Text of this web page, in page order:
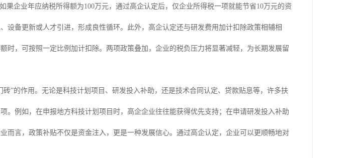
果企业年应纳税所得额为100万元，通过高企认定后，仅企业所得税一项就能节省10万元的资
设备更新或人才引进，形成良性循环。此外，高企认定还与研发费用加计扣除政策相辅相
时，可按照一定比例加计扣除。两项政策叠加，企业的税负压力将显著减轻，为长期发展留
”的作用。无论是科技计划项目、研发投入补助，还是技术合同认定、贷款贴息等，许多扶
。例如，在申报地方科技计划项目时，高企企业往往能获得优先支持；在申请研发投入补助
而言，政策补贴不仅是资金注入，更是一种发展信心。通过高企认定，企业可以更顺畅地对